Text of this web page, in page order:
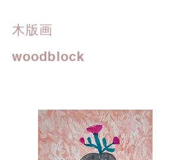
木版画
woodblock